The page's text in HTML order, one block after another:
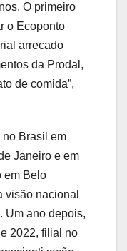
O primeiro
o Ecoponto
arrecado
da Prodal,
de comida”,
no Brasil em
Janeiro e em
em Belo
visão nacional
Um ano depois,
2022, filial no